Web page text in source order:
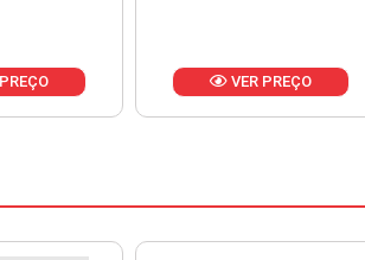
VER PREÇO